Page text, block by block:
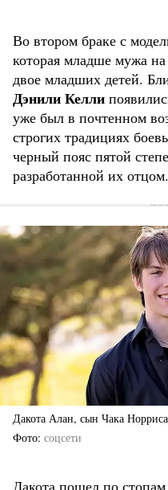
Во втором браке с
которая младше мужа
двое младших детей.
Дэнили Келли
уже был в почтенном
строгих традициях
черный пояс пятой
разработанной их отцом.
Дакота Алан, сын Чака Норриса
Фото соцсети
Дакота пошел по